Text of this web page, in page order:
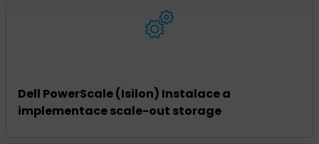
Dell PowerScale (Isilon) Instalace a
implementace scale-out storage